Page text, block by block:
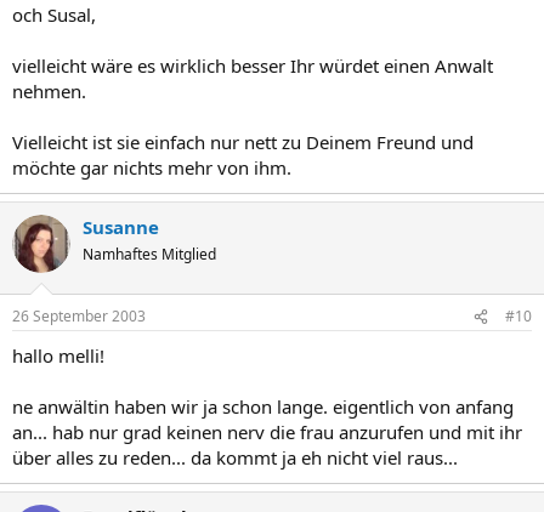
och Susal,
vielleicht wäre es wirklich besser Ihr würdet einen Anwalt
nehmen.
Vielleicht ist sie einfach nur nett zu Deinem Freund und
möchte gar nichts mehr von ihm.
Susanne
Namhaftes Mitglied
26 September 2003 #10
hallo melli!
ne anwältin haben wir ja schon lange. eigentlich von anfang
an... hab nur grad keinen nerv die frau anzurufen und mit ihr
über alles zu reden... da kommt ja eh nicht viel raus...